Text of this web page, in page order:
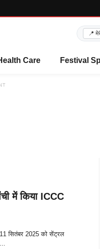
Care Festival
में किया ICCC
सितंबर 2025 को सेंट्रल